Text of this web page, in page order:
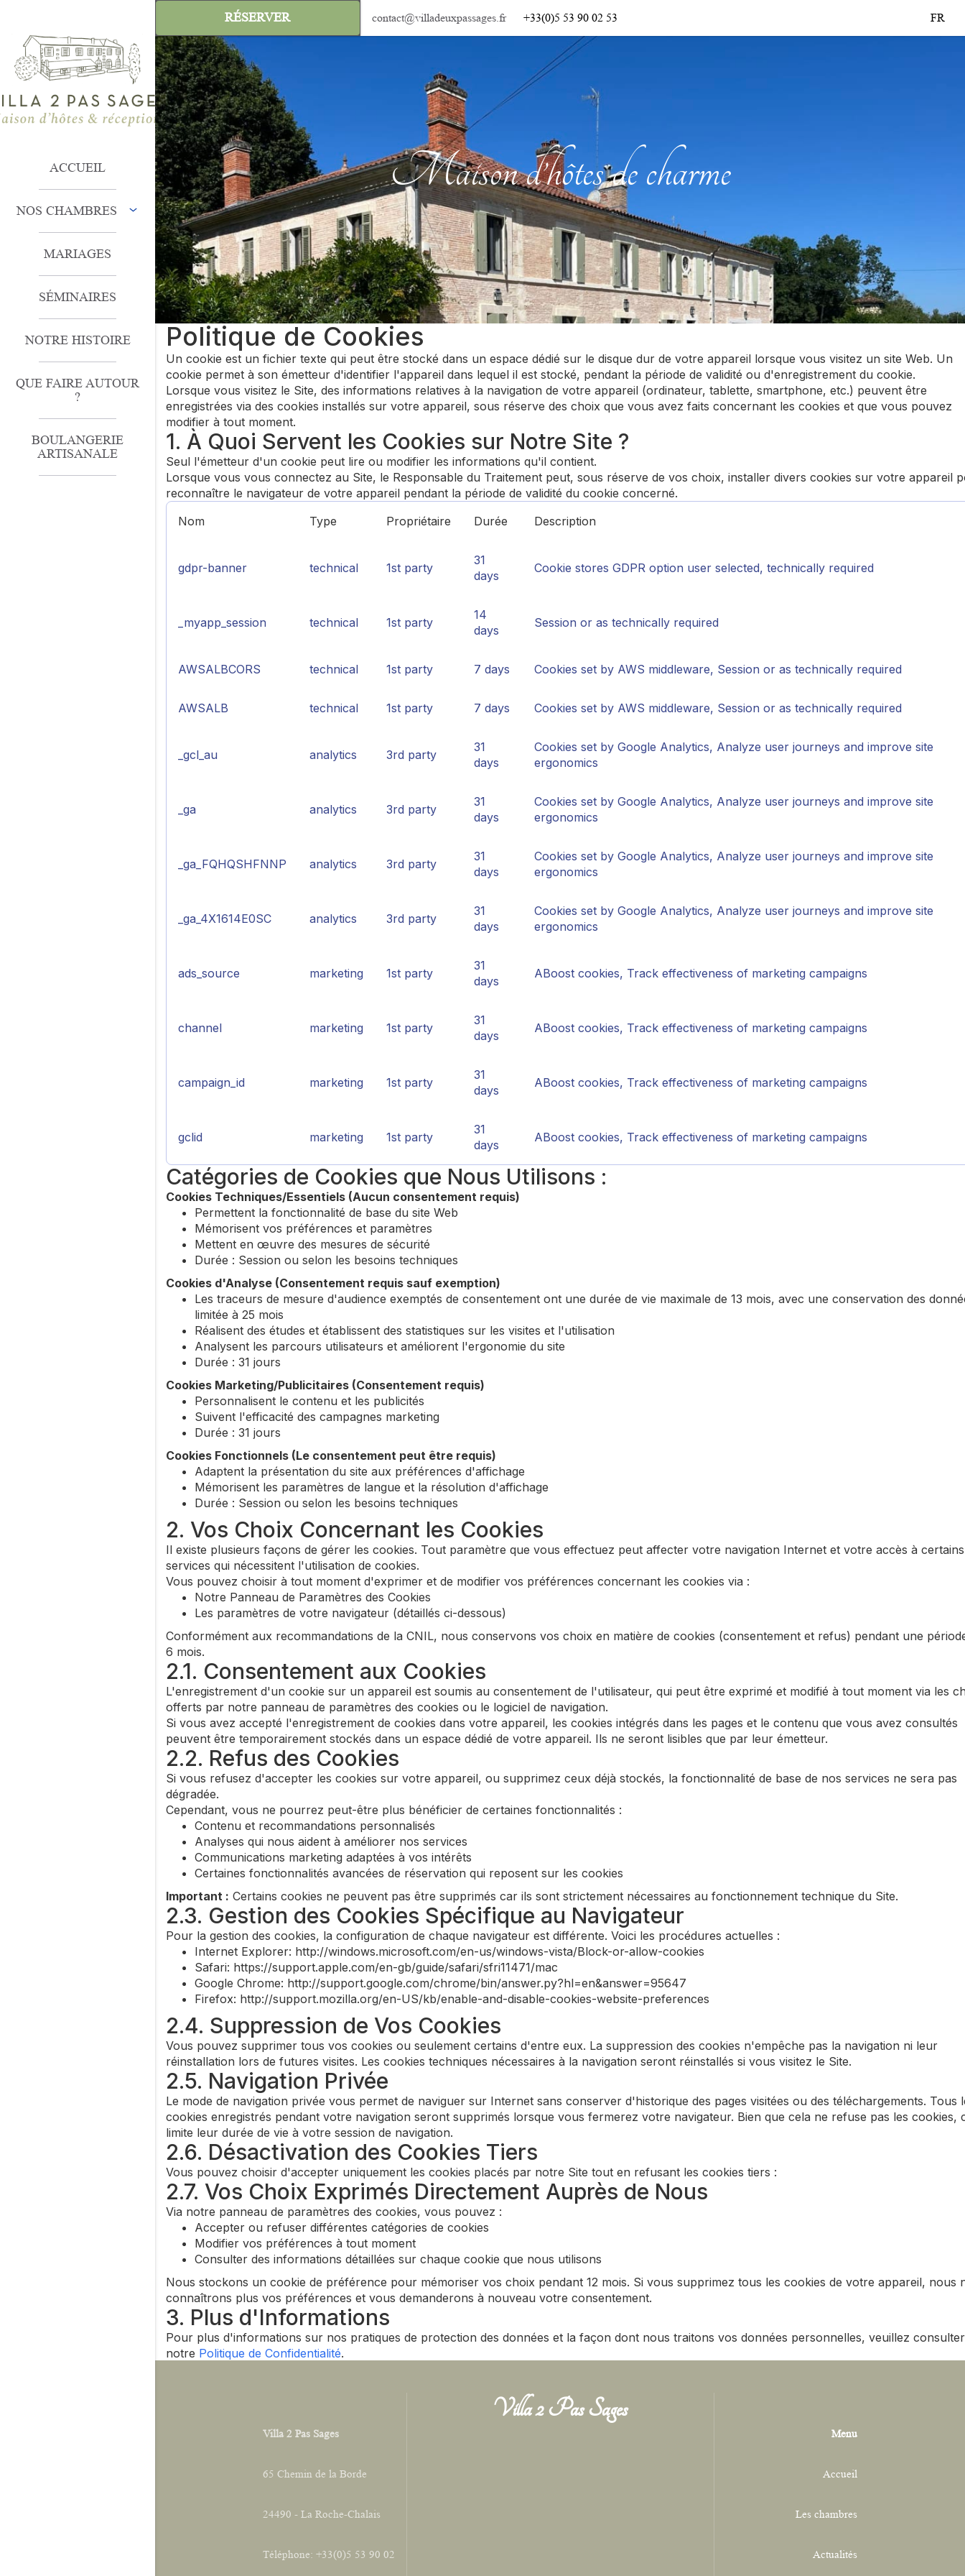
RÉSERVER contact@villadeuxpassages.fr +33(0)5 53 90 02 53 FR
ACCUEIL
NOS CHAMBRES
MARIAGES
SÉMINAIRES
NOTRE HISTOIRE
QUE FAIRE AUTOUR
?
BOULANGERIE
ARTISANALE
Maison d’hôtes de charme
Politique de Cookies
Un cookie est un fichier texte qui peut être stocké dans un espace dédié sur le disque dur de votre appareil lorsque vous visitez un site Web. Un
cookie permet à son émetteur d'identifier l'appareil dans lequel il est stocké, pendant la période de validité ou d'enregistrement du cookie.
Lorsque vous visitez le Site, des informations relatives à la navigation de votre appareil (ordinateur, tablette, smartphone, etc.) peuvent être
enregistrées via des cookies installés sur votre appareil, sous réserve des choix que vous avez faits concernant les cookies et que vous pouvez
modifier à tout moment.
1. À Quoi Servent les Cookies sur Notre Site ?
Seul l'émetteur d'un cookie peut lire ou modifier les informations qu'il contient.
Lorsque vous vous connectez au Site, le Responsable du Traitement peut, sous réserve de vos choix, installer divers cookies sur votre appareil
reconnaître le navigateur de votre appareil pendant la période de validité du cookie concerné.
Nom
Type Propriétaire Durée Description
gdpr-banner technical 1st party
31
days
Cookie stores GDPR option user selected, technically required
_myapp_session technical 1st party
14
days
Session or as technically required
AWSALBCORS technical 1st party 7 days Cookies set by AWS middleware, Session or as technically required
AWSALB technical 1st party 7 days Cookies set by AWS middleware, Session or as technically required
_gcl_au analytics 3rd party
31
days
Cookies set by Google Analytics, Analyze user journeys and improve site
ergonomics
_ga analytics 3rd party
31
days
Cookies set by Google Analytics, Analyze user journeys and improve site
ergonomics
_ga_FQHQSHFNNP analytics 3rd party
31
days
Cookies set by Google Analytics, Analyze user journeys and improve site
ergonomics
_ga_4X1614E0SC analytics 3rd party
31
days
Cookies set by Google Analytics, Analyze user journeys and improve site
ergonomics
ads_source marketing 1st party
31
days
ABoost cookies, Track effectiveness of marketing campaigns
channel marketing 1st party
31
days
ABoost cookies, Track effectiveness of marketing campaigns
campaign_id marketing 1st party
31
days
ABoost cookies, Track effectiveness of marketing campaigns
gclid marketing 1st party
31
days
ABoost cookies, Track effectiveness of marketing campaigns
Catégories de Cookies que Nous Utilisons :
Cookies Techniques/Essentiels (Aucun consentement requis)
Permettent la fonctionnalité de base du site Web
Mémorisent vos préférences et paramètres
Mettent en œuvre des mesures de sécurité
Durée : Session ou selon les besoins techniques
Cookies d'Analyse (Consentement requis sauf exemption)
Les traceurs de mesure d'audience exemptés de consentement ont une durée de vie maximale de 13 mois, avec une conservation des
limitée à 25 mois
Réalisent des études et établissent des statistiques sur les visites et l'utilisation
Analysent les parcours utilisateurs et améliorent l'ergonomie du site
Durée : 31 jours
Cookies Marketing/Publicitaires (Consentement requis)
Personnalisent le contenu et les publicités
Suivent l'efficacité des campagnes marketing
Durée : 31 jours
Cookies Fonctionnels (Le consentement peut être requis)
Adaptent la présentation du site aux préférences d'affichage
Mémorisent les paramètres de langue et la résolution d'affichage
Durée : Session ou selon les besoins techniques
2. Vos Choix Concernant les Cookies
Il existe plusieurs façons de gérer les cookies. Tout paramètre que vous effectuez peut affecter votre navigation Internet et votre accès à certains
services qui nécessitent l'utilisation de cookies.
Vous pouvez choisir à tout moment d'exprimer et de modifier vos préférences concernant les cookies via :
Notre Panneau de Paramètres des Cookies
Les paramètres de votre navigateur (détaillés ci-dessous)
Conformément aux recommandations de la CNIL, nous conservons vos choix en matière de cookies (consentement et refus) pendant une
6 mois.
2.1. Consentement aux Cookies
L'enregistrement d'un cookie sur un appareil est soumis au consentement de l'utilisateur, qui peut être exprimé et modifié à tout moment via les
offerts par notre panneau de paramètres des cookies ou le logiciel de navigation.
Si vous avez accepté l'enregistrement de cookies dans votre appareil, les cookies intégrés dans les pages et le contenu que vous avez consultés
peuvent être temporairement stockés dans un espace dédié de votre appareil. Ils ne seront lisibles que par leur émetteur.
2.2. Refus des Cookies
Si vous refusez d'accepter les cookies sur votre appareil, ou supprimez ceux déjà stockés, la fonctionnalité de base de nos services ne sera pas
dégradée.
Cependant, vous ne pourrez peut-être plus bénéficier de certaines fonctionnalités :
Contenu et recommandations personnalisés
Analyses qui nous aident à améliorer nos services
Communications marketing adaptées à vos intérêts
Certaines fonctionnalités avancées de réservation qui reposent sur les cookies
Important : Certains cookies ne peuvent pas être supprimés car ils sont strictement nécessaires au fonctionnement technique du Site.
2.3. Gestion des Cookies Spécifique au Navigateur
Pour la gestion des cookies, la configuration de chaque navigateur est différente. Voici les procédures actuelles :
Internet Explorer: http://windows.microsoft.com/en-us/windows-vista/Block-or-allow-cookies
Safari: https://support.apple.com/en-gb/guide/safari/sfri11471/mac
Google Chrome: http://support.google.com/chrome/bin/answer.py?hl=en&answer=95647
Firefox: http://support.mozilla.org/en-US/kb/enable-and-disable-cookies-website-preferences
2.4. Suppression de Vos Cookies
Vous pouvez supprimer tous vos cookies ou seulement certains d'entre eux. La suppression des cookies n'empêche pas la navigation ni leur
réinstallation lors de futures visites. Les cookies techniques nécessaires à la navigation seront réinstallés si vous visitez le Site.
2.5. Navigation Privée
Le mode de navigation privée vous permet de naviguer sur Internet sans conserver d'historique des pages visitées ou des téléchargements. Tous
cookies enregistrés pendant votre navigation seront supprimés lorsque vous fermerez votre navigateur. Bien que cela ne refuse pas les cookies,
limite leur durée de vie à votre session de navigation.
2.6. Désactivation des Cookies Tiers
Vous pouvez choisir d'accepter uniquement les cookies placés par notre Site tout en refusant les cookies tiers :
2.7. Vos Choix Exprimés Directement Auprès de Nous
Via notre panneau de paramètres des cookies, vous pouvez :
Accepter ou refuser différentes catégories de cookies
Modifier vos préférences à tout moment
Consulter des informations détaillées sur chaque cookie que nous utilisons
Nous stockons un cookie de préférence pour mémoriser vos choix pendant 12 mois. Si vous supprimez tous les cookies de votre appareil, nous
connaîtrons plus vos préférences et vous demanderons à nouveau votre consentement.
3. Plus d'Informations
Pour plus d'informations sur nos pratiques de protection des données et la façon dont nous traitons vos données personnelles, veuillez consulter
notre Politique de Confidentialité.
Villa 2 Pas Sages
65 Chemin de la Borde
24490 - La Roche-Chalais
Téléphone: +33(0)5 53 90 02
Villa 2 Pas Sages
Menu
Accueil
Les chambres
Actualités